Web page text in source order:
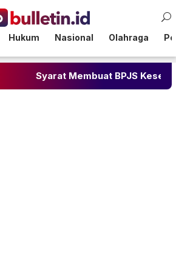
Hukum Nasional Olahraga
Membuat BPJS Kesehatan: